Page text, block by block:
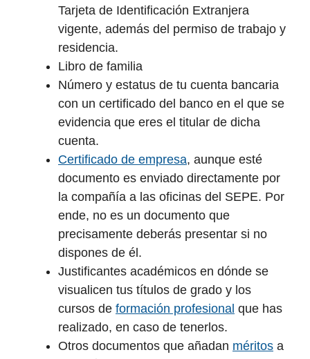
Tarjeta de Identificación Extranjera
vigente, además del permiso de trabajo y
residencia.
Libro de familia
Número y estatus de tu cuenta bancaria
con un certificado del banco en el que se
evidencia que eres el titular de dicha
cuenta.
Certificado de empresa, aunque esté
documento es enviado directamente por
la compañía a las oficinas del SEPE. Por
ende, no es un documento que
precisamente deberás presentar si no
dispones de él.
Justificantes académicos en dónde se
visualicen tus títulos de grado y los
cursos de formación profesional que has
realizado, en caso de tenerlos.
Otros documentos que añadan méritos a